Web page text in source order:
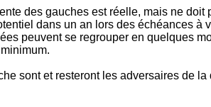
des gauches est réelle, mais ne doit
dans un an lors des échéances à
peuvent se regrouper en quelques
sont et resteront les adversaires de la